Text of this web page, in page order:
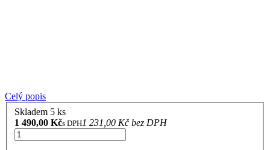
Celý popis
Skladem 5 ks
1 490,00 Kčs DPH1 231,00 Kč bez DPH